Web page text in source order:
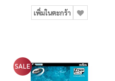
เพิ่มในตะกร้า